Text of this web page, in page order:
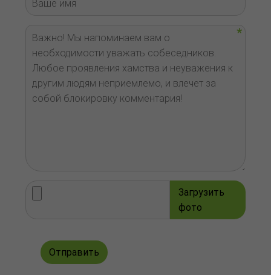
Загрузить
фото
Отправить